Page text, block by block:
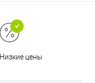
Низкие цены